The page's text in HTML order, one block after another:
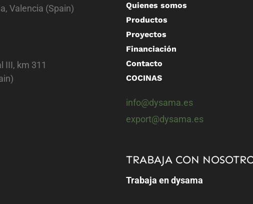
Valencia (Spain)
III, km 311
Quienes somos
Productos
Proyectos
Financiación
Contacto
COCINAS
info@dysama.es
export@dysama.es
TRABAJA CON
Trabaja en dysama